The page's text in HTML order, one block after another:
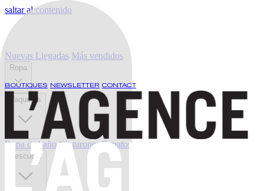
saltar al contenido
BOUTIQUES NEWSLETTER CONTACT
Nuevas Llegadas Más vendidos
Ropa
Vaqueros
Ropa de baño Cinturones Zapatos
Descubrir